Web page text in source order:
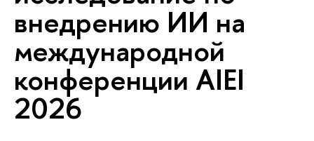
внедрению ИИ на
международной
конференции AIEI
2026